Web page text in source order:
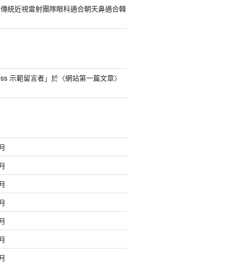
統近視雷射團隊眼科適合朝天鼻適合韓
示範留言者」於〈網站第一篇文章〉